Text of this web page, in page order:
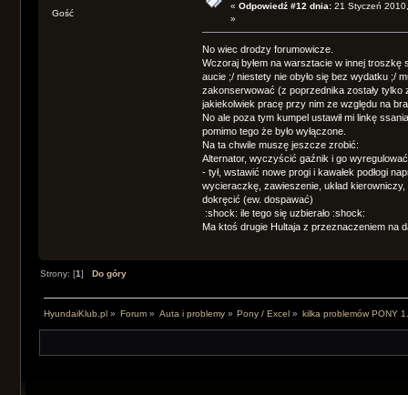
Gość
«Odpowiedź #12 dnia: 21 Styczeń
»
No wiec drodzy forumowicze.
Wczoraj byłem na warsztacie w innej troszkę
aucie ;/ niestety nie obyło się bez wydatku ;/
zakonserwować (z poprzednika zostały
jakiekolwiek pracę przy nim ze względu na
No ale poza tym kumpel ustawił mi linkę
pomimo tego że było wyłączone.
Na ta chwile muszę jeszcze zrobić:
Alternator, wyczyścić gaźnik i go
- tył, wstawić nowe progi i kawałek podłogi
wycieraczkę, zawieszenie, układ
dokręcić (ew. dospawać)
:shock: ile tego się uzbierało :shock:
Ma ktoś drugie Hultaja z przeznaczeniem na
Strony: [1]Do góry
HyundaiKlub.pl» Forum» Auta i problemy» Pony / Excel » kilka problemów PONY